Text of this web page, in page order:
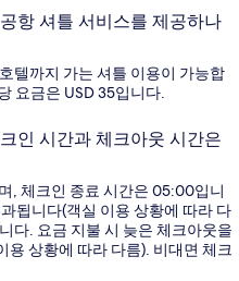
항 셔틀 서비스를 제공하나
텔까지 가는 셔틀 이용이 가능합
요금은 USD 35입니다.
인 시간과 체크아웃 시간은
, 체크인 종료 시간은 05:00입니
됩니다(객실 이용 상황에 따라 다
다. 요금 지불 시 늦은 체크아웃을
용 상황에 따라 다름). 비대면 체크